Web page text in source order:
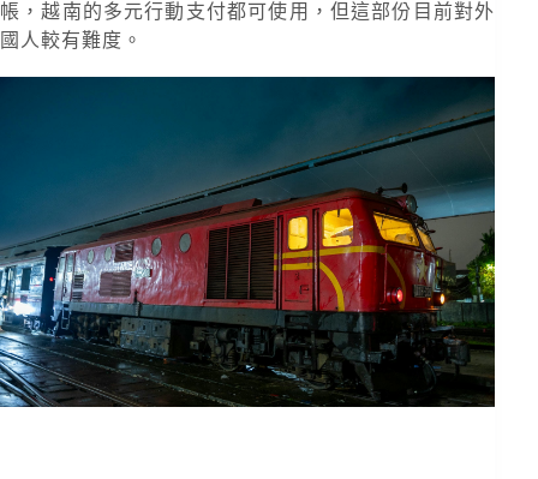
帳，越南的多元行動支付都可使用，但這部份目前對外
國人較有難度。